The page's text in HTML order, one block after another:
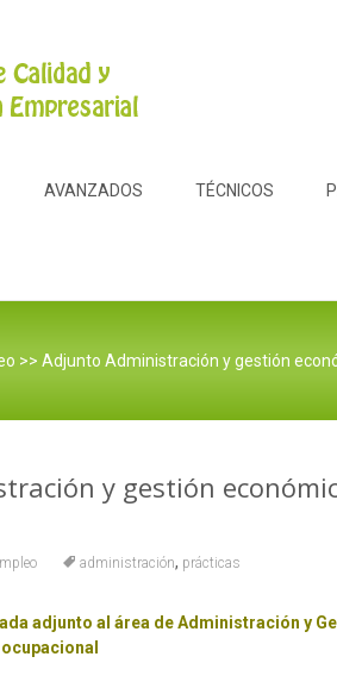
AVANZADOS TÉCNICOS
>> Adjunto Administración y gestión
y gestión
administración, prácticas
adjunto al área de Administración y